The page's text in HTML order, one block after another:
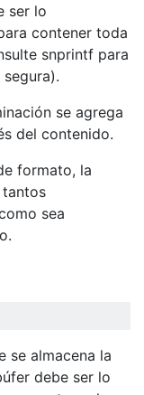
ser lo
contener toda
snprintf para
se agrega
del contenido.
formato, la
tantos
sea
se almacena la
debe ser lo